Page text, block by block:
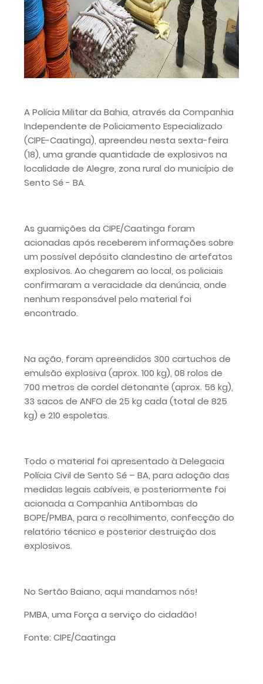
A Polícia Militar da Bahia, através da Companhia
Independente de Policiamento Especializado
(CIPE-Caatinga), apreendeu nesta sexta-feira
(18), uma grande quantidade de explosivos na
localidade de Alegre, zona rural do município de
Sento Sé - BA.
As guarnições da CIPE/Caatinga foram
acionadas após receberem informações sobre
um possível depósito clandestino de artefatos
explosivos. Ao chegarem ao local, os policiais
confirmaram a veracidade da denúncia, onde
nenhum responsável pelo material foi
encontrado.
Na ação, foram apreendidos 300 cartuchos de
emulsão explosiva (aprox. 100 kg), 08 rolos de
700 metros de cordel detonante (aprox. 56 kg),
33 sacos de ANFO de 25 kg cada (total de 825
kg) e 210 espoletas.
Todo o material foi apresentado à Delegacia
Polícia Civil de Sento Sé – BA, para adoção das
medidas legais cabíveis, e posteriormente foi
acionada a Companhia Antibombas do
BOPE/PMBA, para o recolhimento, confecção do
relatório técnico e posterior destruição dos
explosivos.
No Sertão Baiano, aqui mandamos nós!
PMBA, uma Força a serviço do cidadão!
Fonte: CIPE/Caatinga